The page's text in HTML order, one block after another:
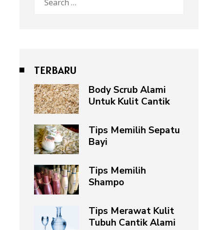
for:
TERBARU
Body Scrub Alami
Untuk Kulit Cantik
Tips Memilih Sepatu
Bayi
Tips Memilih
Shampo
Tips Merawat Kulit
Tubuh Cantik Alami